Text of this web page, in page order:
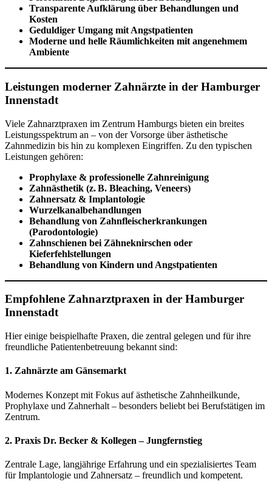
Transparente Aufklärung über Behandlungen und
Kosten
Geduldiger Umgang mit Angstpatienten
Moderne und helle Räumlichkeiten mit angenehmem
Ambiente
Leistungen moderner Zahnärzte in der Hamburger
Innenstadt
Viele Zahnarztpraxen im Zentrum Hamburgs bieten ein breites
Leistungsspektrum an – von der Vorsorge über ästhetische
Zahnmedizin bis hin zu komplexen Eingriffen. Zu den typischen
Leistungen gehören:
Prophylaxe & professionelle Zahnreinigung
Zahnästhetik (z. B. Bleaching, Veneers)
Zahnersatz & Implantologie
Wurzelkanalbehandlungen
Behandlung von Zahnfleischerkrankungen
(Parodontologie)
Zahnschienen bei Zähneknirschen oder
Kieferfehlstellungen
Behandlung von Kindern und Angstpatienten
Empfohlene Zahnarztpraxen in der Hamburger
Innenstadt
Hier einige beispielhafte Praxen, die zentral gelegen und für ihre
freundliche Patientenbetreuung bekannt sind:
1. Zahnärzte am Gänsemarkt
Modernes Konzept mit Fokus auf ästhetische Zahnheilkunde,
Prophylaxe und Zahnerhalt – besonders beliebt bei Berufstätigen im
Zentrum.
2. Praxis Dr. Becker & Kollegen – Jungfernstieg
Zentrale Lage, langjährige Erfahrung und ein spezialisiertes Team
für Implantologie und Zahnersatz – freundlich und kompetent.